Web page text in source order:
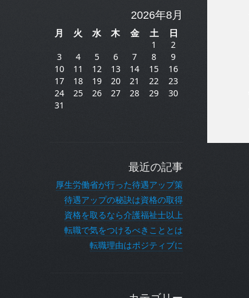
2026年8月
月
火 水 木 金 土 日
1
2
3
4 5 6 7 8
9
10
11 12 13 14 15
16
17
18 19 20 21 22
23
24
25 26 27 28 29
30
31
最近の記事
厚生労働省が行った待遇アップ策
待遇アップの秘訣は資格の取得
資格を取るなら介護福祉士以上
転職で気をつけるべきこととは
転職理由はポジティブに